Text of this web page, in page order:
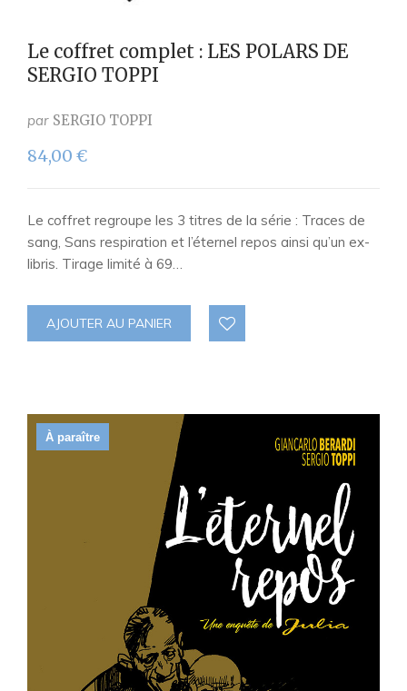
Le coffret complet : LES POLARS DE
SERGIO TOPPI
par SERGIO TOPPI
84,00 €
Le coffret regroupe les 3 titres de la série : Traces de
sang, Sans respiration et l’éternel repos ainsi qu’un ex-
libris. Tirage limité à 69…
AJOUTER AU PANIER
À paraître